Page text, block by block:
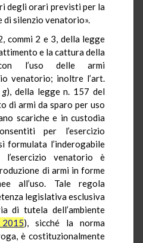
degli orari previsti per la
di silenzio venatorio».
commi 2 e 3, della legge
e la cattura della
l’uso delle armi
venatorio; inoltre l’art.
g), della legge n. 157 del
di armi da sparo per uso
scariche e in custodia
per l’esercizio
formulata l’inderogabile
l’esercizio venatorio è
di armi in forme
all’uso. Tale regola
legislativa esclusiva
di tutela dell’ambiente
), sicché la norma
è costituzionalmente